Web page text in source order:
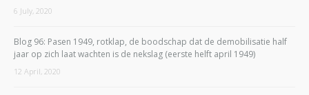
6 July, 2020
Blog 96: Pasen 1949, rotklap, de boodschap dat de demobilisatie half
jaar op zich laat wachten is de nekslag (eerste helft april 1949)
12 April, 2020